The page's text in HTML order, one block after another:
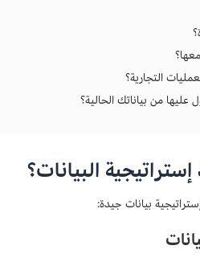
التجارية؟
من بياناتك الحالية؟
البيانات؟
بيانات جيدة: